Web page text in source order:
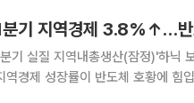
기 지역경제 3.8%↑…반
기 실질 지역내총생산(잠정)'하닉 보
역경제 성장률이 반도체 호황에 힘